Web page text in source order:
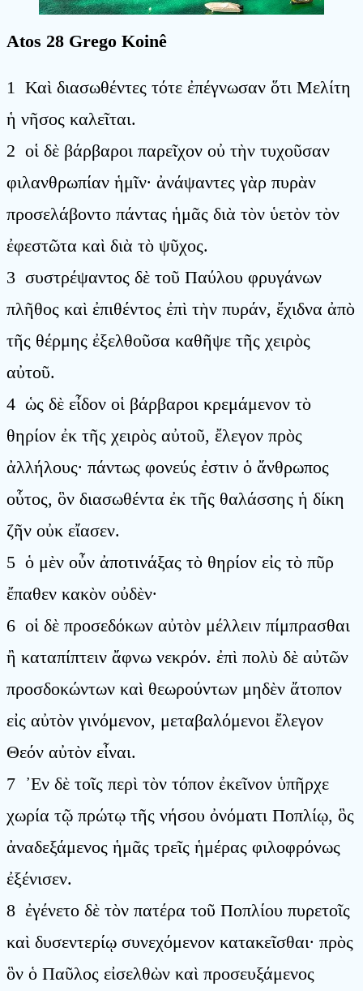
Atos 28 Grego Koinê
1 Καὶ διασωθέντες τότε ἐπέγνωσαν ὅτι Μελίτη
ἡ νῆσος καλεῖται.
2 οἱ δὲ βάρβαροι παρεῖχον οὐ τὴν τυχοῦσαν
φιλανθρωπίαν ἡμῖν· ἀνάψαντες γὰρ πυρὰν
προσελάβοντο πάντας ἡμᾶς διὰ τὸν ὑετὸν τὸν
ἐφεστῶτα καὶ διὰ τὸ ψῦχος.
3 συστρέψαντος δὲ τοῦ Παύλου φρυγάνων
πλῆθος καὶ ἐπιθέντος ἐπὶ τὴν πυράν, ἔχιδνα ἀπὸ
τῆς θέρμης ἐξελθοῦσα καθῆψε τῆς χειρὸς
αὐτοῦ.
4 ὡς δὲ εἶδον οἱ βάρβαροι κρεμάμενον τὸ
θηρίον ἐκ τῆς χειρὸς αὐτοῦ, ἔλεγον πρὸς
ἀλλήλους· πάντως φονεύς ἐστιν ὁ ἄνθρωπος
οὗτος, ὃν διασωθέντα ἐκ τῆς θαλάσσης ἡ δίκη
ζῆν οὐκ εἴασεν.
5 ὁ μὲν οὖν ἀποτινάξας τὸ θηρίον εἰς τὸ πῦρ
ἔπαθεν κακὸν οὐδὲν·
6 οἱ δὲ προσεδόκων αὐτὸν μέλλειν πίμπρασθαι
ἢ καταπίπτειν ἄφνω νεκρόν. ἐπὶ πολὺ δὲ αὐτῶν
προσδοκώντων καὶ θεωρούντων μηδὲν ἄτοπον
εἰς αὐτὸν γινόμενον, μεταβαλόμενοι ἔλεγον
Θεόν αὐτὸν εἶναι.
7 ᾿Εν δὲ τοῖς περὶ τὸν τόπον ἐκεῖνον ὑπῆρχε
χωρία τῷ πρώτῳ τῆς νήσου ὀνόματι Ποπλίῳ, ὃς
ἀναδεξάμενος ἡμᾶς τρεῖς ἡμέρας φιλοφρόνως
ἐξένισεν.
8 ἐγένετο δὲ τὸν πατέρα τοῦ Ποπλίου πυρετοῖς
καὶ δυσεντερίῳ συνεχόμενον κατακεῖσθαι· πρὸς
ὃν ὁ Παῦλος εἰσελθὼν καὶ προσευξάμενος